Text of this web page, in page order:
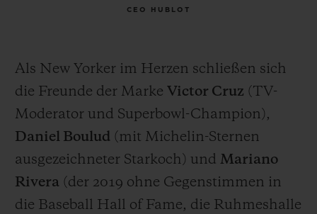
CEO HUBLOT
Als New Yorker im Herzen schließen sich
die Freunde der Marke Victor Cruz (TV-
Moderator und Superbowl-Champion),
Daniel Boulud (mit Michelin-Sternen
ausgezeichneter Starkoch) und Mariano
Rivera (der 2019 ohne Gegenstimmen in
die Baseball Hall of Fame, die Ruhmeshalle